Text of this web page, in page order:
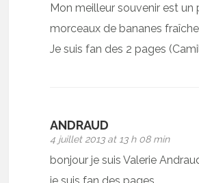
Mon meilleur souvenir est
morceaux de bananes
Je suis fan des 2 pages
ANDRAUD
4 juillet 2013 at 13 h 08 min
bonjour je suis Valerie